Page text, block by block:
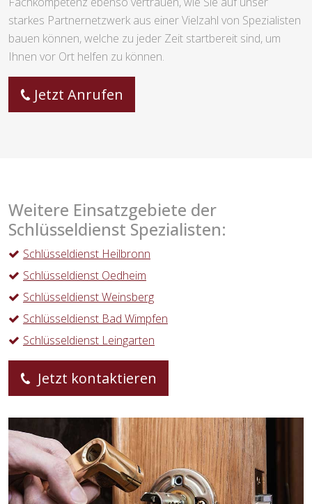
starkes Partnernetzwerk aus einer Vielzahl von Spezialisten
bauen können, welche zu jeder Zeit startbereit sind, um
Ihnen vor Ort helfen zu können.
Jetzt Anrufen
Weitere Einsatzgebiete der
Schlüsseldienst Spezialisten:
Schlüsseldienst Heilbronn
Schlüsseldienst Oedheim
Schlüsseldienst Weinsberg
Schlüsseldienst Bad Wimpfen
Schlüsseldienst Leingarten
Jetzt kontaktieren